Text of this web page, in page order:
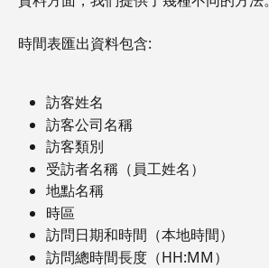
時間表匯出資料包含:
訪客姓名
訪客公司名稱
訪客類別
受訪者名稱（員工姓名）
地點名稱
時區
訪問日期和時間（本地時間）
訪問總時間長度（HH:MM）